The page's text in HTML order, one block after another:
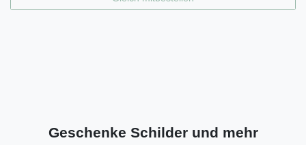
Geschenke Schilder und mehr